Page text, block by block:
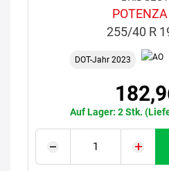
255/40 R
DOT-Jahr 2023
Auf Lager: 2 Stk.